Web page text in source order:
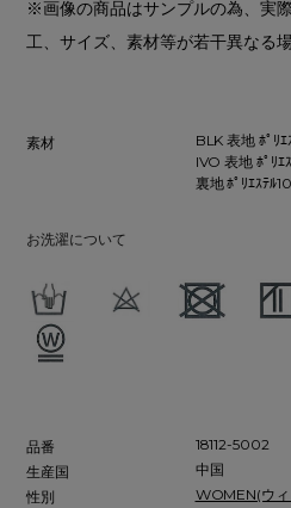
※画像の商品はサンプルの為、実
工、サイズ、素材等が若干異なる
素材
BLK 表地 ﾎﾟﾘｴ
IVO 表地 ﾎﾟﾘ
裏地 ﾎﾟﾘｴｽﾃﾙ
お洗濯について
品番
18112-5002
生産国
中国
性別
WOMEN(ウ